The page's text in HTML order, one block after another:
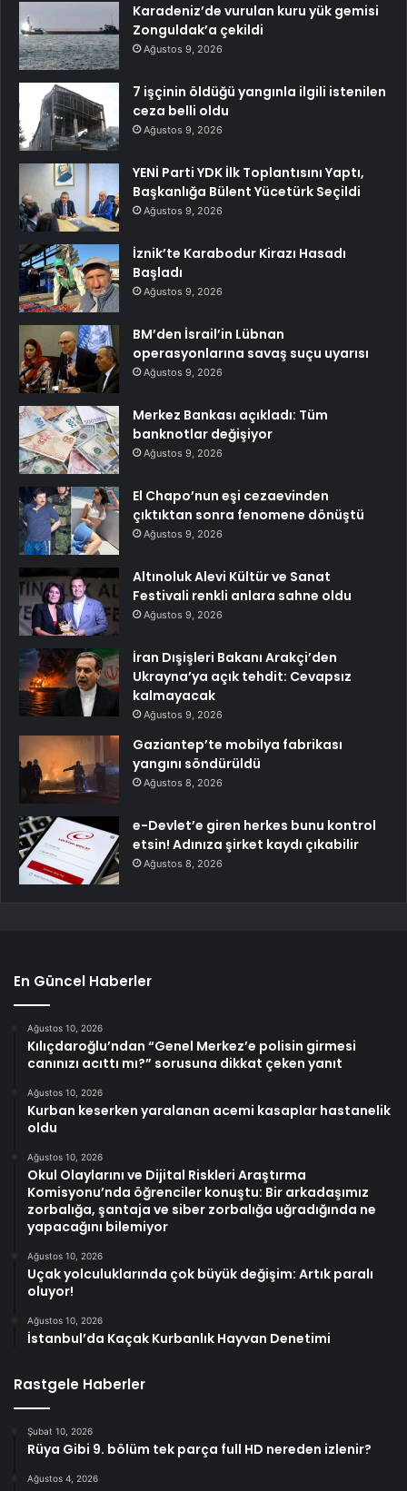
Karadeniz’de vurulan kuru yük gemisi
Zonguldak’a çekildi
Ağustos 9, 2026
7 işçinin öldüğü yangınla ilgili istenilen
ceza belli oldu
Ağustos 9, 2026
YENİ Parti YDK İlk Toplantısını Yaptı,
Başkanlığa Bülent Yücetürk Seçildi
Ağustos 9, 2026
İznik’te Karabodur Kirazı Hasadı
Başladı
Ağustos 9, 2026
BM’den İsrail’in Lübnan
operasyonlarına savaş suçu uyarısı
Ağustos 9, 2026
Merkez Bankası açıkladı: Tüm
banknotlar değişiyor
Ağustos 9, 2026
El Chapo’nun eşi cezaevinden
çıktıktan sonra fenomene dönüştü
Ağustos 9, 2026
Altınoluk Alevi Kültür ve Sanat
Festivali renkli anlara sahne oldu
Ağustos 9, 2026
İran Dışişleri Bakanı Arakçi’den
Ukrayna’ya açık tehdit: Cevapsız
kalmayacak
Ağustos 9, 2026
Gaziantep’te mobilya fabrikası
yangını söndürüldü
Ağustos 8, 2026
e-Devlet’e giren herkes bunu kontrol
etsin! Adınıza şirket kaydı çıkabilir
Ağustos 8, 2026
En Güncel Haberler
Ağustos 10, 2026
Kılıçdaroğlu’ndan “Genel Merkez’e polisin girmesi
canınızı acıttı mı?” sorusuna dikkat çeken yanıt
Ağustos 10, 2026
Kurban keserken yaralanan acemi kasaplar hastanelik
oldu
Ağustos 10, 2026
Okul Olaylarını ve Dijital Riskleri Araştırma
Komisyonu’nda öğrenciler konuştu: Bir arkadaşımız
zorbalığa, şantaja ve siber zorbalığa uğradığında ne
yapacağını bilemiyor
Ağustos 10, 2026
Uçak yolculuklarında çok büyük değişim: Artık paralı
oluyor!
Ağustos 10, 2026
İstanbul’da Kaçak Kurbanlık Hayvan Denetimi
Rastgele Haberler
Şubat 10, 2026
Rüya Gibi 9. bölüm tek parça full HD nereden izlenir?
Ağustos 4, 2026